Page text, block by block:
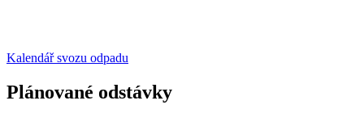
Kalendář svozu odpadu
Plánované odstávky